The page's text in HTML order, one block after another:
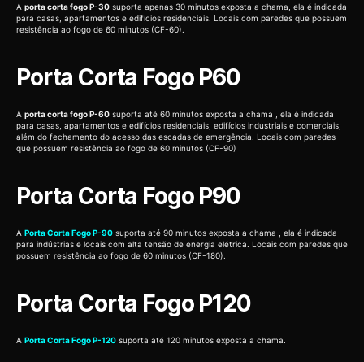
A porta corta fogo P-30 suporta apenas 30 minutos exposta a chama, ela é indicada
para casas, apartamentos e edifícios residenciais. Locais com paredes que possuem
resistência ao fogo de 60 minutos (CF-60).
Porta Corta Fogo P60
A porta corta fogo P-60 suporta até 60 minutos exposta a chama , ela é indicada
para casas, apartamentos e edifícios residenciais, edifícios industriais e comerciais,
além do fechamento do acesso das escadas de emergência. Locais com paredes
que possuem resistência ao fogo de 60 minutos (CF-90)
Porta Corta Fogo P90
A Porta Corta Fogo P-90 suporta até 90 minutos exposta a chama , ela é indicada
para indústrias e locais com alta tensão de energia elétrica. Locais com paredes que
possuem resistência ao fogo de 60 minutos (CF-180).
Porta Corta Fogo P120
A Porta Corta Fogo P-120 suporta até 120 minutos exposta a chama.